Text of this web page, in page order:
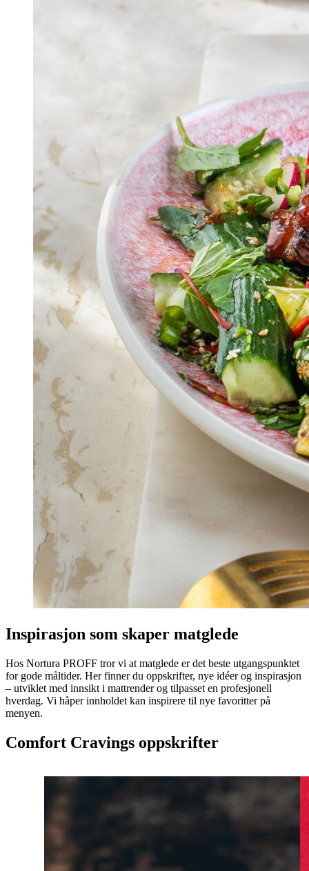
Inspirasjon som skaper matglede
Hos Nortura PROFF tror vi at matglede er det beste utgangspunktet
for gode måltider. Her finner du oppskrifter, nye idéer og inspirasjon
– utviklet med innsikt i mattrender og tilpasset en profesjonell
hverdag. Vi håper innholdet kan inspirere til nye favoritter på
menyen.
Comfort Cravings oppskrifter